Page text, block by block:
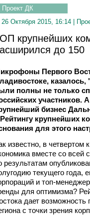
Проект ДК
26 Октября 2015, 16:14 |
крупнейших
до 150
Первого
полны не только
участников.
бизнес
крупнейших
для этого
известно, в четвертом
вместе со всей
результатам
текущего
и топ-
для оптимизма?
дает возможность
с точки зрения